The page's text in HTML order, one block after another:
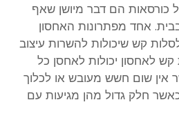
כורסאות הם דבר מיושן שאף
אחד מפתרונות האחסון
קש שיכולות להשרות עיצוב
לאחסון יכולות לאחסן כל
אין שום חשש מעובש או לכלוך
כאשר חלק גדול מהן מגיעות עם